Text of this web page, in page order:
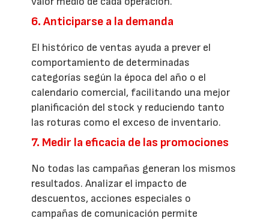
6. Anticiparse a la demanda
El histórico de ventas ayuda a prever el
comportamiento de determinadas
categorías según la época del año o el
calendario comercial, facilitando una mejor
planificación del stock y reduciendo tanto
las roturas como el exceso de inventario.
7. Medir la eficacia de las promociones
No todas las campañas generan los mismos
resultados. Analizar el impacto de
descuentos, acciones especiales o
campañas de comunicación permite